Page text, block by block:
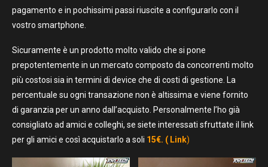
pagamento e in pochissimi passi riuscite a configurarlo con il
vostro smartphone.
Sicuramente è un prodotto molto valido che si pone
prepotentemente in un mercato composto da concorrenti molto
più costosi sia in termini di device che di costi di gestione. La
percentuale su ogni transazione non è altissima e viene fornito
di garanzia per un anno dall’acquisto. Personalmente l’ho già
consigliato ad amici e colleghi, se siete interessati sfruttate il link
per gli amici e così acquistarlo a soli 15€. ( Link)